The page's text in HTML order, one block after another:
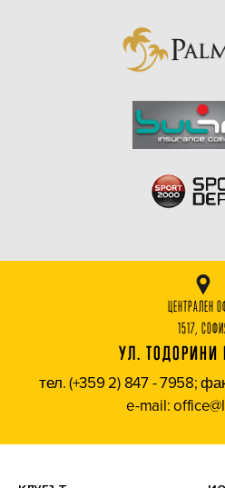
ЦЕНТРАЛЕН
1517,
УЛ. ТОДОРИНИ
тел. (+359 2) 847 - 7958;
e-mail: